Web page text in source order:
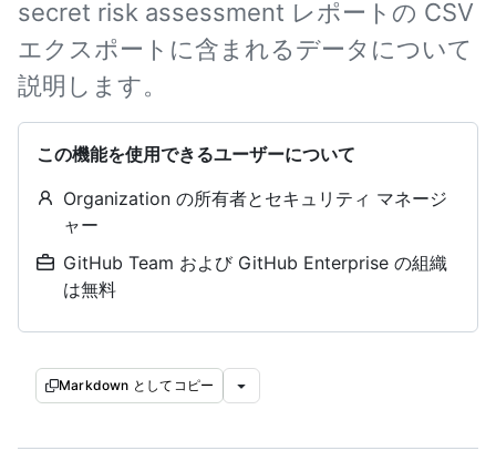
secret risk assessment レポートの CSV
エクスポートに含まれるデータについて
説明します。
この機能を使用できるユーザーについて
Organization の所有者とセキュリティ マネージ
ャー
GitHub Team および GitHub Enterprise の組織
は無料
Markdown としてコピー